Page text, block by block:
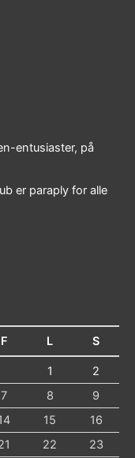
entusiaster, på
er paraply for alle
F L S
1
2
7 8
9
15
16
22
23